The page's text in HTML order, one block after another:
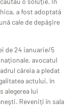
a fost adoptată
cale de depăşire
de 24 ianuarie/5
avocatul
căreia a pledat
actului, în
alegerea lui
Reveniţi în sala